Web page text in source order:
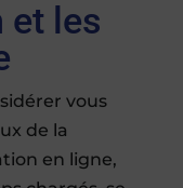
et les
vous
de la
en ligne,